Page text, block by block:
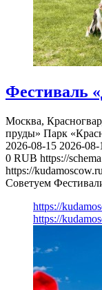
Фестиваль
Москва,
пруды» Парк
2026-08-15 2026-08-
0 RUB https://
https://
Советуем
https://
https://